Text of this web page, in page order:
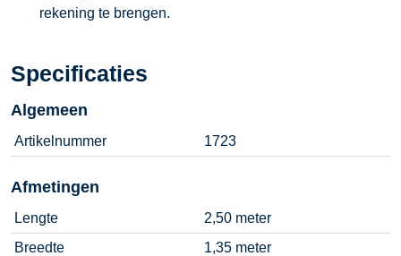
rekening te brengen.
Specificaties
Algemeen
Artikelnummer 1723
Afmetingen
Lengte
2,50 meter
Breedte
1,35 meter